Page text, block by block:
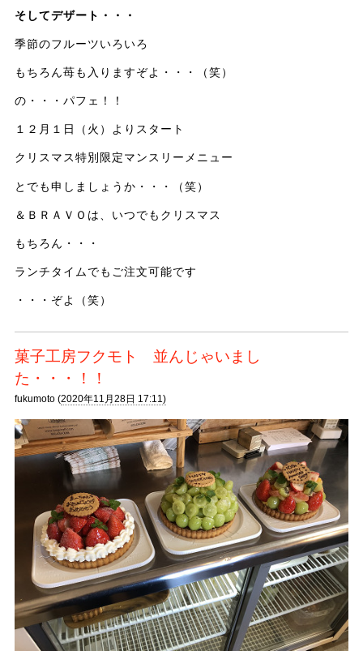
そしてデザート・・・
季節のフルーツいろいろ
もちろん苺も入りますぞよ・・・（笑）
の・・・パフェ！！
１２月１日（火）よりスタート
クリスマス特別限定マンスリーメニュー
とでも申しましょうか・・・（笑）
＆ＢＲＡＶＯは、いつでもクリスマス
もちろん・・・
ランチタイムでもご注文可能です
・・・ぞよ（笑）
菓子工房フクモト 並んじゃいまし
た・・・！！
fukumoto (2020年11月28日 17:11)